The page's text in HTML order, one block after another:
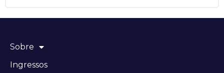
Sobre
Ingressos